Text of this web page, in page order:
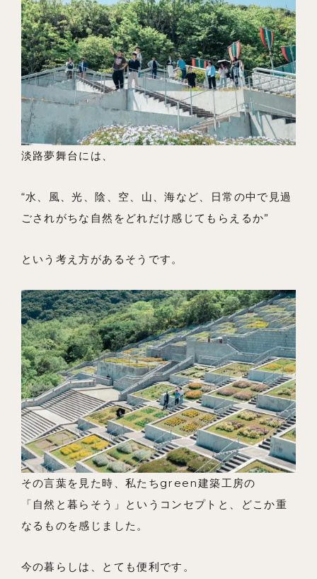
淡路夢舞台には、
“水、風、光、陰、空、山、海など、日常の中で見過
ごされがちな自然をどれだけ感じてもらえるか”
という考え方があるそうです。
その言葉を見た時、私たちgreen建築工房の
「自然と暮らそう」というコンセプトと、どこか重
なるものを感じました。
今の暮らしは、とても便利です。